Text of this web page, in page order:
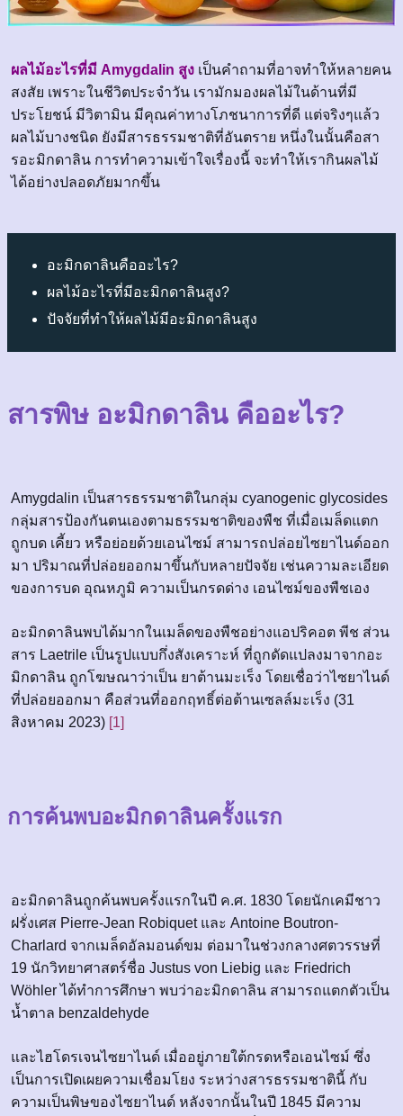
ผลไม้อะไรที่มี Amygdalin สูง เป็นคำถามที่อาจทำให้หลายคน
สงสัย เพราะในชีวิตประจำวัน เรามักมองผลไม้ในด้านที่มี
ประโยชน์ มีวิตามิน มีคุณค่าทางโภชนาการที่ดี แต่จริงๆแล้ว
ผลไม้บางชนิด ยังมีสารธรรมชาติที่อันตราย หนึ่งในนั้นคือสา
รอะมิกดาลิน การทำความเข้าใจเรื่องนี้ จะทำให้เรากินผลไม้
ได้อย่างปลอดภัยมากขึ้น
อะมิกดาลินคืออะไร?
ผลไม้อะไรที่มีอะมิกดาลินสูง?
ปัจจัยที่ทำให้ผลไม้มีอะมิกดาลินสูง
สารพิษ อะมิกดาลิน คืออะไร?
Amygdalin เป็นสารธรรมชาติในกลุ่ม cyanogenic glycosides
กลุ่มสารป้องกันตนเองตามธรรมชาติของพืช ที่เมื่อเมล็ดแตก
ถูกบด เคี้ยว หรือย่อยด้วยเอนไซม์ สามารถปล่อยไซยาไนด์ออก
มา ปริมาณที่ปล่อยออกมาขึ้นกับหลายปัจจัย เช่นความละเอียด
ของการบด อุณหภูมิ ความเป็นกรดด่าง เอนไซม์ของพืชเอง
อะมิกดาลินพบได้มากในเมล็ดของพืชอย่างแอปริคอต พีช ส่วน
สาร Laetrile เป็นรูปแบบกึ่งสังเคราะห์ ที่ถูกดัดแปลงมาจากอะ
มิกดาลิน ถูกโฆษณาว่าเป็น ยาต้านมะเร็ง โดยเชื่อว่าไซยาไนด์
ที่ปล่อยออกมา คือส่วนที่ออกฤทธิ์ต่อต้านเซลล์มะเร็ง (31
สิงหาคม 2023) [1]
การค้นพบอะมิกดาลินครั้งแรก
อะมิกดาลินถูกค้นพบครั้งแรกในปี ค.ศ. 1830 โดยนักเคมีชาว
ฝรั่งเศส Pierre-Jean Robiquet และ Antoine Boutron-
Charlard จากเมล็ดอัลมอนด์ขม ต่อมาในช่วงกลางศตวรรษที่
19 นักวิทยาศาสตร์ชื่อ Justus von Liebig และ Friedrich
Wöhler ได้ทำการศึกษา พบว่าอะมิกดาลิน สามารถแตกตัวเป็น
น้ำตาล benzaldehyde
และไฮโดรเจนไซยาไนด์ เมื่ออยู่ภายใต้กรดหรือเอนไซม์ ซึ่ง
เป็นการเปิดเผยความเชื่อมโยง ระหว่างสารธรรมชาตินี้ กับ
ความเป็นพิษของไซยาไนด์ หลังจากนั้นในปี 1845 มีความ